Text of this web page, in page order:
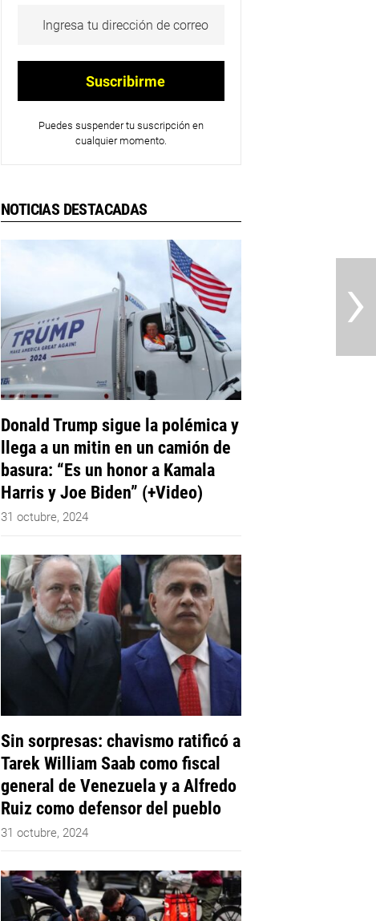
Puedes suspender tu suscripción en
cualquier momento.
NOTICIAS DESTACADAS
Donald Trump sigue la polémica y
llega a un mitin en un camión de
basura: “Es un honor a Kamala
Harris y Joe Biden” (+Video)
31 octubre, 2024
Sin sorpresas: chavismo ratificó a
Tarek William Saab como fiscal
general de Venezuela y a Alfredo
Ruiz como defensor del pueblo
31 octubre, 2024
›